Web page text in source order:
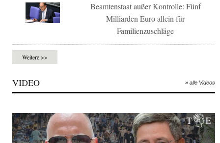
Beamtenstaat außer Kontrolle: Fünf
Milliarden Euro allein für
Familienzuschläge
Weitere >>
VIDEO » alle Videos